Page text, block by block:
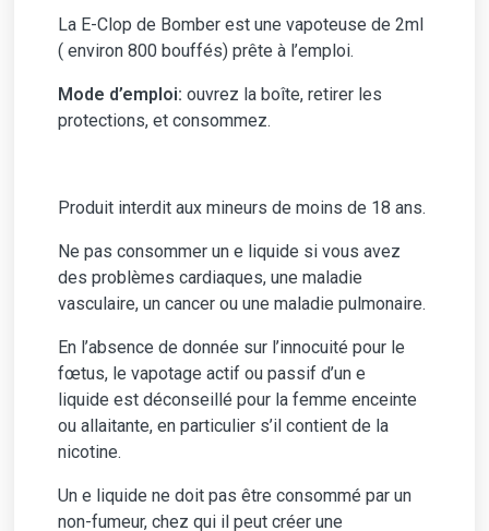
La E-Clop de Bomber est une vapoteuse de 2ml
( environ 800 bouffés) prête à l’emploi.
Mode d’emploi: ouvrez la boîte, retirer les
protections, et consommez.
Produit interdit aux mineurs de moins de 18 ans.
Ne pas consommer un e liquide si vous avez
des problèmes cardiaques, une maladie
vasculaire, un cancer ou une maladie pulmonaire.
En l’absence de donnée sur l’innocuité pour le
fœtus, le vapotage actif ou passif d’un e
liquide est déconseillé pour la femme enceinte
ou allaitante, en particulier s’il contient de la
nicotine.
Un e liquide ne doit pas être consommé par un
non-fumeur, chez qui il peut créer une